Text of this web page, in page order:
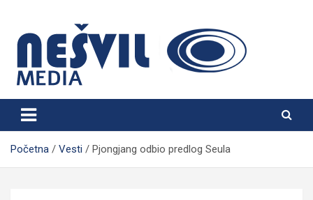
content
Nešvil Media Bogatić
Početna Vesti Pjongjang odbio predlog Seula